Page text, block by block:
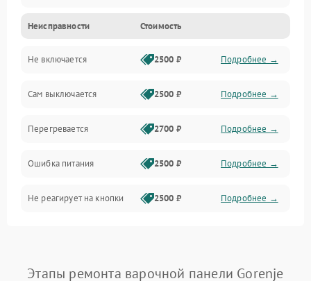
Неисправности Стоимость
Не включается 2500 ₽ Подробнее →
Сам выключается 2500 ₽ Подробнее →
Перегревается 2700 ₽ Подробнее →
Ошибка питания 2500 ₽ Подробнее →
Не реагирует на кнопки 2500 ₽ Подробнее →
Этапы ремонта варочной панели Gorenje